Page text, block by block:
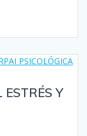
ESTRÉS Y